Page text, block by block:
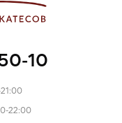
10
22:00